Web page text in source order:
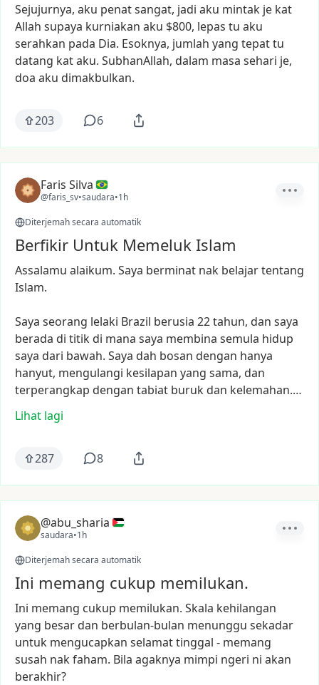
Sejujurnya, aku penatsangat, jadi aku mintak je kat
Allah supaya kurniakan aku $800, lepas tu aku
serahkan pada Dia. Esoknya, jumlah yang tepattu
datang kataku. SubhanAllah, dalam masa sehari je,
doa aku dimakbulkan.
203 6
Faris Silva
@faris_sv•saudara•1h
Diterjemah secara automatik
Berfikir Untuk Memeluk Islam
Assalamu alaikum. Saya berminat nak belajartentang
Islam.
Saya seorang lelaki Brazil berusia 22tahun, dan saya
berada di titik di mana saya membina semula hidup
saya dari bawah. Saya dah bosan dengan hanya
hanyut, mengulangi kesilapan yang sama, dan
terperangkap dengan tabiat buruk dan kelemahan.…
Lihat lagi
287 8
@abu_sharia
saudara•1h
Diterjemah secara automatik
Ini memang cukup memilukan.
Ini memang cukup memilukan. Skala kehilangan
yang besar dan berbulan-bulan menunggu sekadar
untuk mengucapkan selamattinggal - memang
susah nakfaham. Bila agaknya mimpi ngeri ni akan
berakhir?